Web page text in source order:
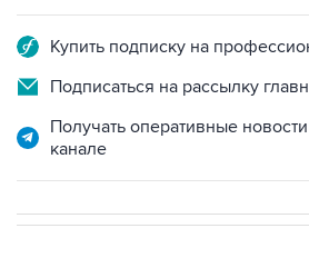
Купить подписку на
Подписаться на рассылку
Получать оперативные
канале